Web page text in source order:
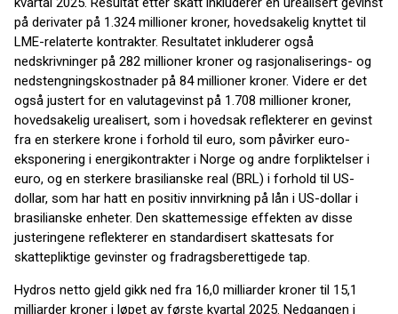
på derivater på 1.324 millioner kroner, hovedsakelig knyttet til
LME-relaterte kontrakter. Resultatet inkluderer også
nedskrivninger på 282 millioner kroner og rasjonaliserings- og
nedstengningskostnader på 84 millioner kroner. Videre er det
også justert for en valutagevinst på 1.708 millioner kroner,
hovedsakelig urealisert, som i hovedsak reflekterer en gevinst
fra en sterkere krone i forhold til euro, som påvirker euro-
eksponering i energikontrakter i Norge og andre forpliktelser i
euro, og en sterkere brasilianske real (BRL) i forhold til US-
dollar, som har hatt en positiv innvirkning på lån i US-dollar i
brasilianske enheter. Den skattemessige effekten av disse
justeringene reflekterer en standardisert skattesats for
skattepliktige gevinster og fradragsberettigede tap.
Hydros netto gjeld gikk ned fra 16,0 milliarder kroner til 15,1
milliarder kroner i løpet av første kvartal 2025. Nedgangen i